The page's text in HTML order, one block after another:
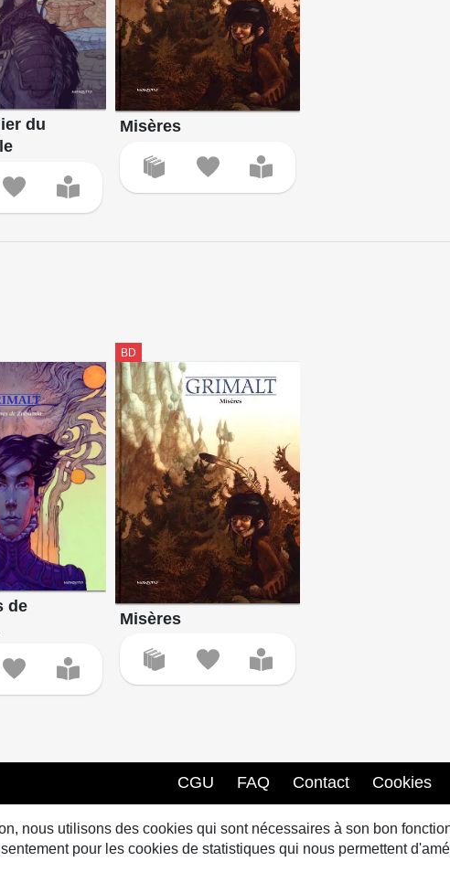
du
Misères
de
BD
Misères
CGU FAQ Contact Cookies
nous utilisons des cookies qui sont nécessaires à son bon
pour les cookies de statistiques qui nous permettent